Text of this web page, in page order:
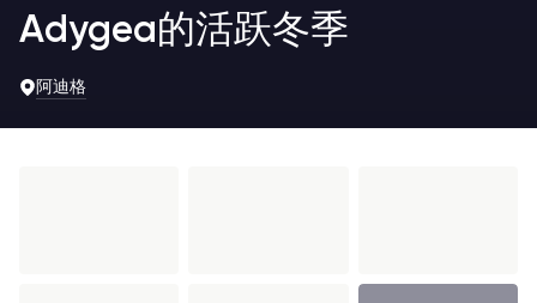
Adygea的活跃冬季
阿迪格